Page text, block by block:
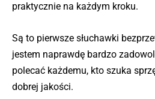
praktycznie na każdym kroku.
Są to pierwsze słuchawki
jestem naprawdę bardzo
polecać każdemu, kto szuka
dobrej jakości.